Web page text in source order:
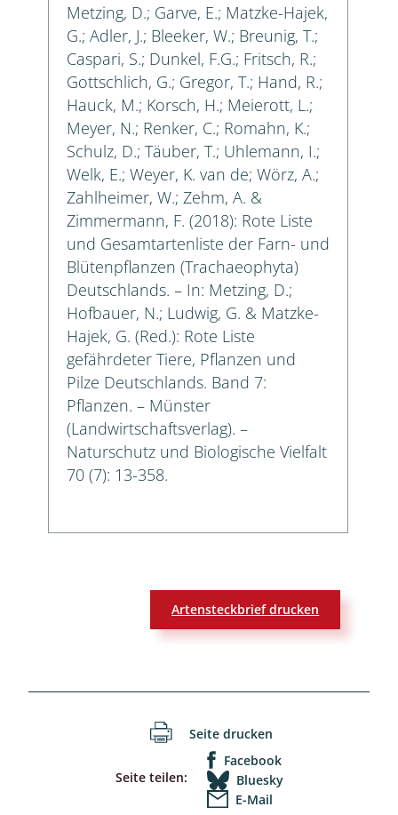
Metzing, D.; Garve, E.; Matzke-Hajek,
G.; Adler, J.; Bleeker, W.; Breunig, T.;
Caspari, S.; Dunkel, F.G.; Fritsch, R.;
Gottschlich, G.; Gregor, T.; Hand, R.;
Hauck, M.; Korsch, H.; Meierott, L.;
Meyer, N.; Renker, C.; Romahn, K.;
Schulz, D.; Täuber, T.; Uhlemann, I.;
Welk, E.; Weyer, K. van de; Wörz, A.;
Zahlheimer, W.; Zehm, A. &
Zimmermann, F. (2018): Rote Liste
und Gesamtartenliste der Farn- und
Blütenpflanzen (Trachaeophyta)
Deutschlands. – In: Metzing, D.;
Hofbauer, N.; Ludwig, G. & Matzke-
Hajek, G. (Red.): Rote Liste
gefährdeter Tiere, Pflanzen und
Pilze Deutschlands. Band 7:
Pflanzen. – Münster
(Landwirtschaftsverlag). –
Naturschutz und Biologische Vielfalt
70 (7): 13-358.
Artensteckbrief drucken
Seite drucken
Seite teilen:
Facebook
Bluesky
E-Mail